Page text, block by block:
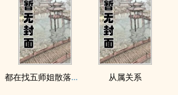
都在找五师姐散落的法宝 从属关系